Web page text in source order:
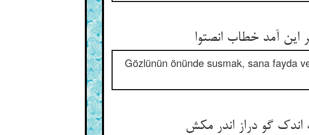
آمد خطاب انصتوا
Gözlünün önünde susmak, sana fayda
گو دراز اندر مکش